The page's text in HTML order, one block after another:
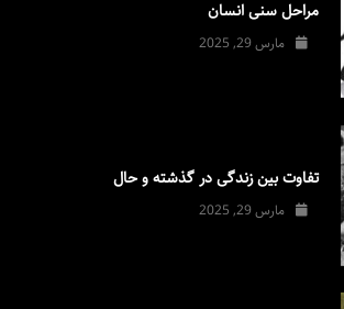
مراحل سنی انسان
مارس 29, 2025
تفاوت بین زندگی در گذشته و حال
مارس 29, 2025